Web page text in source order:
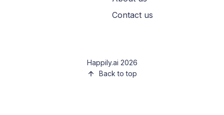
Contact us
Happily.ai 2026
Back to top